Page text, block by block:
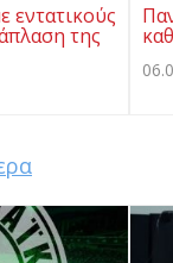
εντατικούς
της